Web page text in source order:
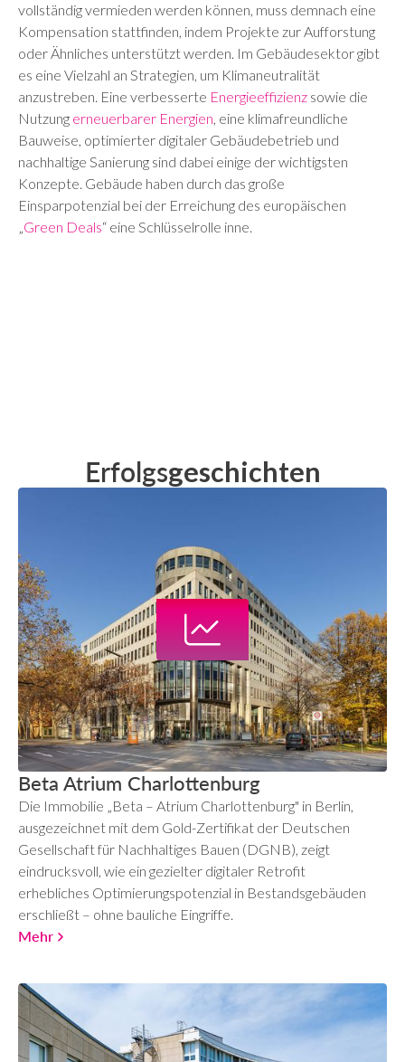
vollständig vermieden werden können, muss demnach eine
Kompensation stattfinden, indem Projekte zur Aufforstung
oder Ähnliches unterstützt werden. Im Gebäudesektor gibt
es eine Vielzahl an Strategien, um Klimaneutralität
anzustreben. Eine verbesserte Energieeffizienz sowie die
Nutzung erneuerbarer Energien, eine klimafreundliche
Bauweise, optimierter digitaler Gebäudebetrieb und
nachhaltige Sanierung sind dabei einige der wichtigsten
Konzepte. Gebäude haben durch das große
Einsparpotenzial bei der Erreichung des europäischen
„Green Deals“ eine Schlüsselrolle inne.
Erfolgsgeschichten
Beta Atrium Charlottenburg
Die Immobilie „Beta – Atrium Charlottenburg" in Berlin,
ausgezeichnet mit dem Gold-Zertifikat der Deutschen
Gesellschaft für Nachhaltiges Bauen (DGNB), zeigt
eindrucksvoll, wie ein gezielter digitaler Retrofit
erhebliches Optimierungspotenzial in Bestandsgebäuden
erschließt – ohne bauliche Eingriffe.
Mehr